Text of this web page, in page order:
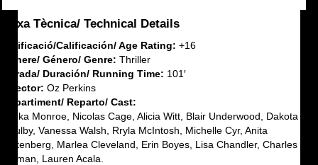
Fitxa Tècnica/ Technical Details
Calificació/Calificación/ Age Rating: +16
Gènere/ Género/ Genre: Thriller
Durada/ Duración/ Running Time: 101′
Director: Oz Perkins
Repartiment/ Reparto/ Cast:
Maika Monroe, Nicolas Cage, Alicia Witt, Blair Underwood, Dakota
Daulby, Vanessa Walsh, Rryla McIntosh, Michelle Cyr, Anita
Wittenberg, Marlea Cleveland, Erin Boyes, Lisa Chandler, Charles
Jarman, Lauren Acala.